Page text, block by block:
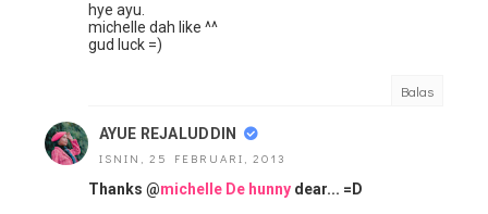
hye ayu.
michelle dah like ^^
gud luck =)
Balas
AYUE REJALUDDIN
ISNIN, 25 FEBRUARI, 2013
Thanks @michelle De hunny dear... =D